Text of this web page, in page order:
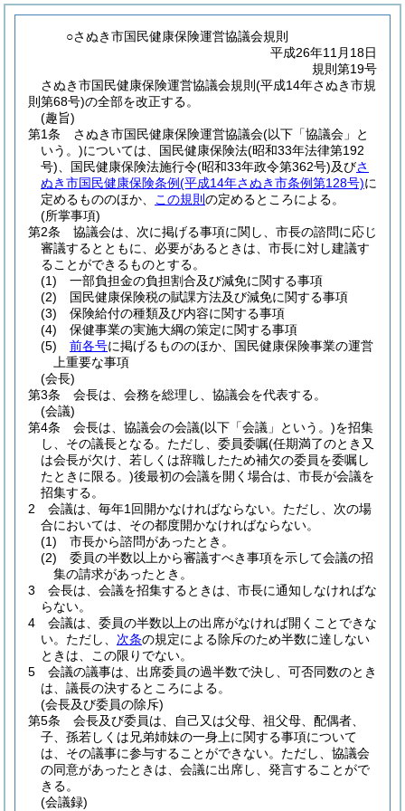
○さぬき市国民健康保険運営協議会規則
平成26年11月18日
規則第19号
さぬき市国民健康保険運営協議会規則(平成14年さぬき市規
則第68号)の全部を改正する。
(趣旨)
第1条
さぬき市国民健康保険運営協議会(以下「協議会」と
いう。)については、国民健康保険法(昭和33年法律第192
号) 、国民健康保険法施行令(昭和33年政令第362号)及びさ
ぬき市国民健康保険条例(平成14年さぬき市条例第128号)に
定めるもののほか、
この規則 の定めるところによる。
(所掌事項)
第2条
協議会は、次に掲げる事項に関し、市長の諮問に応じ
審議するとともに、必要があるときは、市長に対し建議す
ることができるものとする。
(1)
一部負担金の負担割合及び減免に関する事項
(2)
国民健康保険税の賦課方法及び減免に関する事項
(3)
保険給付の種類及び内容に関する事項
(4)
保健事業の実施大綱の策定に関する事項
(5)
前各号に掲げるもののほか、国民健康保険事業の運営
上重要な事項
(会長)
第3条
会長は、会務を総理し、協議会を代表する。
(会議)
第4条
会長は、協議会の会議(以下「会議」という。)を招集
し、その議長となる。 ただし、委員委嘱(任期満了のとき又
は会長が欠け、若しくは辞職したため補欠の委員を委嘱し
たときに限る。)後最初の会議を開く場合は、市長が会議を
招集する。
2
会議は、毎年1回開かなければならない。 ただし、次の場
合においては、その都度開かなければならない。
(1)
市長から諮問があったとき。
(2)
委員の半数以上から審議すべき事項を示して会議の招
集の請求があったとき。
3
会長は、会議を招集するときは、市長に通知しなければな
らない。
4
会議は、委員の半数以上の出席がなければ開くことできな
い。 ただし、 次条の規定による除斥のため半数に達しない
ときは、この限りでない。
5
会議の議事は、出席委員の過半数で決し、可否同数のとき
は、議長の決するところによる。
(会長及び委員の除斥)
第5条
会長及び委員は、自己又は父母、祖父母、配偶者、
子、孫若しくは兄弟姉妹の一身上に関する事項について
は、その議事に参与することができない。 ただし、協議会
の同意があったときは、会議に出席し、発言することがで
きる。
(会議録)